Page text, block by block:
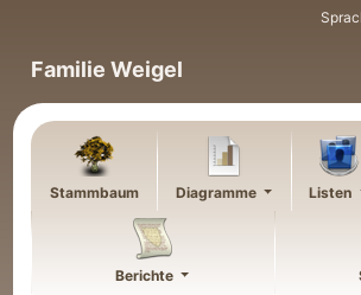
Familie Weigel
Stammbaum Diagramme Listen
Berichte